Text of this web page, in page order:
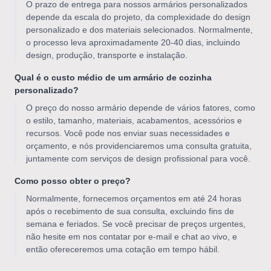
O prazo de entrega para nossos armários personalizados
depende da escala do projeto, da complexidade do design
personalizado e dos materiais selecionados. Normalmente,
o processo leva aproximadamente 20-40 dias, incluindo
design, produção, transporte e instalação.
Qual é o custo médio de um armário de cozinha
personalizado?
O preço do nosso armário depende de vários fatores, como
o estilo, tamanho, materiais, acabamentos, acessórios e
recursos. Você pode nos enviar suas necessidades e
orçamento, e nós providenciaremos uma consulta gratuita,
juntamente com serviços de design profissional para você.
Como posso obter o preço?
Normalmente, fornecemos orçamentos em até 24 horas
após o recebimento de sua consulta, excluindo fins de
semana e feriados. Se você precisar de preços urgentes,
não hesite em nos contatar por e-mail e chat ao vivo, e
então ofereceremos uma cotação em tempo hábil.